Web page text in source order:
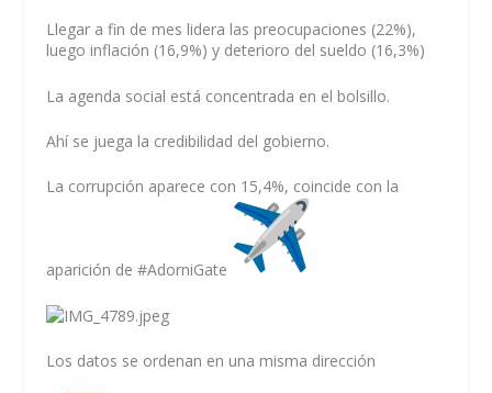
Llegar a fin de mes lidera las preocupaciones (22%),
luego inflación (16,9%) y deterioro del sueldo (16,3%)
La agenda social está concentrada en el bolsillo.
Ahí se juega la credibilidad del gobierno.
La corrupción aparece con 15,4%, coincide con la
aparición de #AdorniGate
Los datos se ordenan en una misma dirección